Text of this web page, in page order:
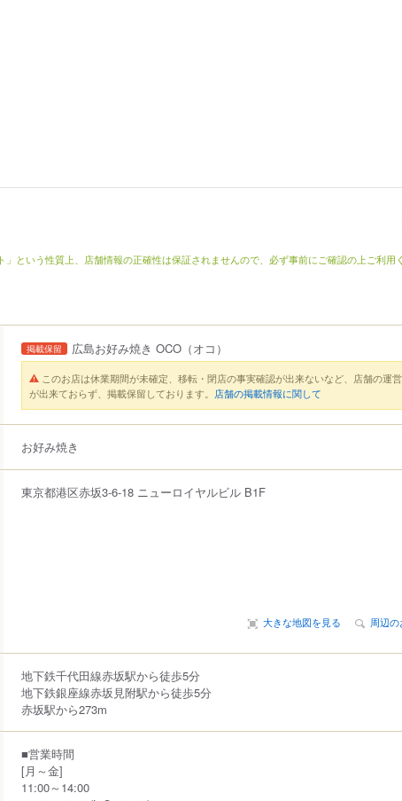
」という性質上、店舗情報の正確性は保証されませんので、必ず事前にご確認の上ご利用
掲載保留 広島お好み焼き OCO （オコ）
このお店は休業期間が未確定、移転・閉店の事実確認が出来ないなど、店舗の運
が出来ておらず、掲載保留しております。 店舗の掲載情報に関して
お好み焼き
東京都港区赤坂3-6-18 ニューロイヤルビル B1F
大きな地図を見る 周辺
地下鉄千代田線赤坂駅から徒歩5分
地下鉄銀座線赤坂見附駅から徒歩5分
赤坂駅から273m
■営業時間
[月～金]
11:00～14:00